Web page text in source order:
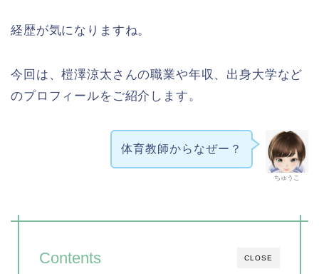
経歴が気になりますね。
今回は、榿澤涼太さんの職業や年収、出身大学など
のプロフィールをご紹介します。
ちゅうこ
体育教師からなぜー？
CLOSE
Contents